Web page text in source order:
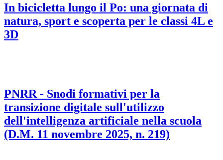
In bicicletta lungo il Po: una giornata di
natura, sport e scoperta per le classi 4L e
3D
PNRR - Snodi formativi per la
transizione digitale sull'utilizzo
dell'intelligenza artificiale nella scuola
(D.M. 11 novembre 2025, n. 219)